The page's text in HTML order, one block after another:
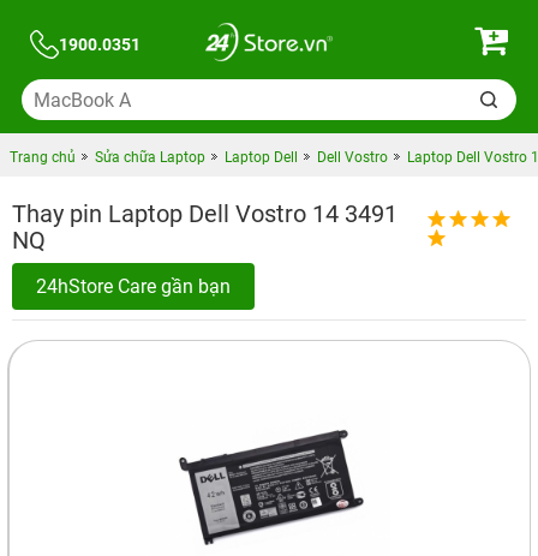
1900.0351
Trang chủ Sửa chữa Laptop Laptop Dell Dell Vostro Laptop Dell Vostro
Thay pin Laptop Dell Vostro 14 3491
NQ
24hStore Care gần bạn